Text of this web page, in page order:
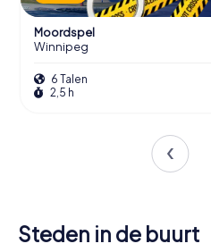
Moordspel
Winnipeg
6 Talen
2,5 h
Steden in de buurt